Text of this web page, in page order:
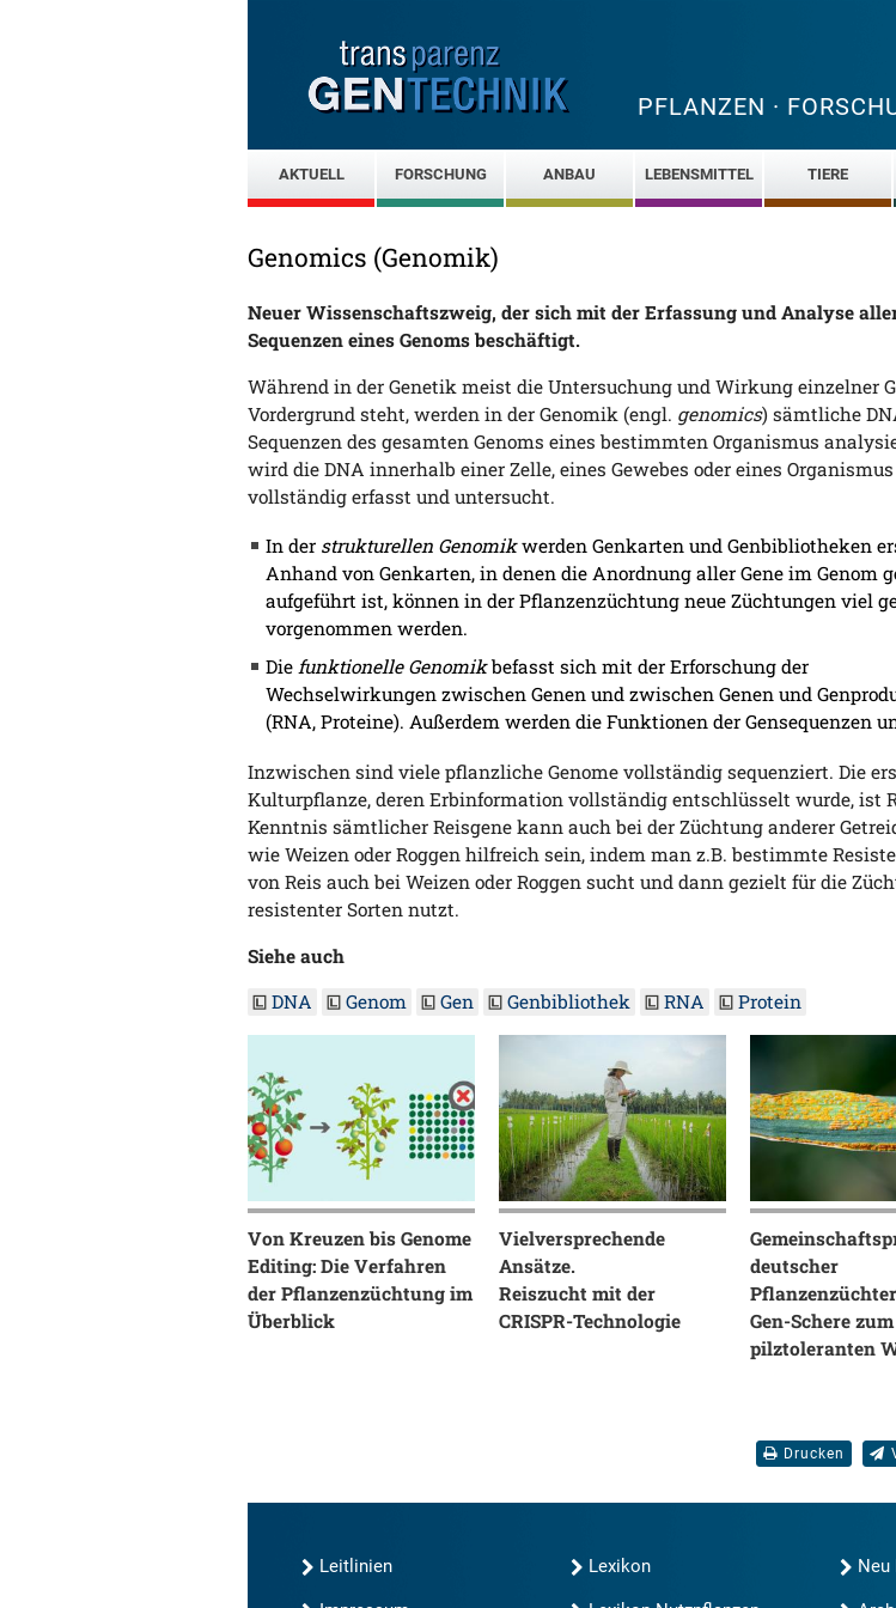
PFLANZEN ·
AKTUELL FORSCHUNG ANBAU LEBENSMITTEL TIERE
Genomics (Genomik)
Neuer Wissenschaftszweig, der sich mit der Erfassung und Analyse
Sequenzen eines Genoms beschäftigt.
Während in der Genetik meist die Untersuchung und Wirkung einzelner
Vordergrund steht, werden in der Genomik (engl. genomics) sämtliche
Sequenzen des gesamten Genoms eines bestimmten Organismus
wird die DNA innerhalb einer Zelle, eines Gewebes oder eines Organismus
vollständig erfasst und untersucht.
In der strukturellen Genomikwerden Genkarten und Genbibliotheken
Anhand von Genkarten, in denen die Anordnung aller Gene im Genom
aufgeführt ist, können in der Pflanzenzüchtung neue Züchtungen viel
vorgenommen werden.
Die funktionelle Genomikbefasst sich mit der Erforschung der
Wechselwirkungen zwischen Genen und zwischen Genen und
(RNA, Proteine). Außerdem werden die Funktionen der Gensequenzen
Inzwischen sind viele pflanzliche Genome vollständig sequenziert. Die
Kulturpflanze, deren Erbinformation vollständig entschlüsselt wurde, ist
Kenntnis sämtlicher Reisgene kann auch bei der Züchtung anderer
wie Weizen oder Roggen hilfreich sein, indem man z.B. bestimmte
von Reis auch bei Weizen oder Roggen sucht und dann gezielt für die
resistenter Sorten nutzt.
Siehe auch
DNA
Genom Gen Genbibliothek RNA Protein
Von Kreuzen bis Genome
Editing: Die Verfahren
der Pflanzenzüchtung im
Überblick
Vielversprechende
Ansätze.
Reiszucht mit der
CRISPR-Technologie
deutscher
Gen-Schere zum
pilztoleranten
Drucken
Leitlinien Lexikon Neu